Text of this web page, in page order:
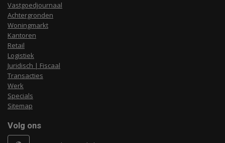
Vastgoedjournaal
Achtergronden
Woningmarkt
Kantoren
Retail
Logistiek
Juridisch | Fiscaal
Transacties
Werk
Specials
Sitemap
Volg ons